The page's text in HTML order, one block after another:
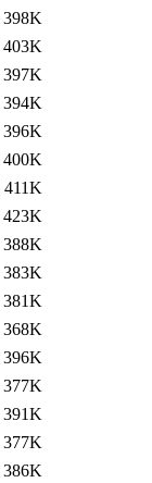
398K
403K
397K
394K
396K
400K
411K
423K
388K
383K
381K
368K
396K
377K
391K
377K
386K